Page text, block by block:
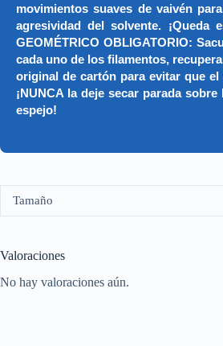
movimientos suaves de vaivén
agresividad del solvente.
GEOMÉTRICO OBLIGATORIO:
cada uno de los filamentos,
original de cartón para evitar que
¡NUNCA la deje secar parada
espejo!
Tamaño
Valoraciones
No hay valoraciones aún.